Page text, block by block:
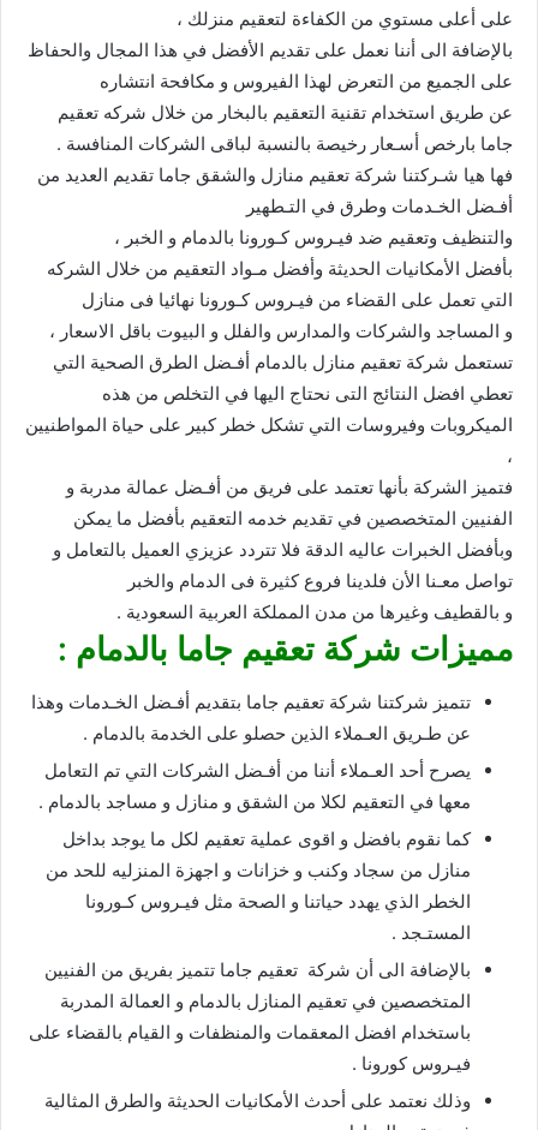
على أعلى مستوي من الكفاءة لتعقيم منزلك ،
بالإضافة الى أننا نعمل على تقديم الأفضل في هذا المجال والحفاظ
على الجميع من التعرض لهذا الفيروس و مكافحة انتشاره
عن طريق استخدام تقنية التعقيم بالبخار من خلال شركه تعقيم
جاما بارخص أسـعار رخيصة بالنسبة لباقى الشركات المنافسة .
فها هيا شـركتنا شركة تعقيم منازل والشقق جاما تقديم العديد من
أفـضل الخـدمات وطرق في التـطهير
والتنظيف وتعقيم ضد فيـروس كـورونا بالدمام و الخبر ،
بأفضل الأمكانيات الحديثة وأفضل مـواد التعقيم من خلال الشركه
التي تعمل على القضاء من فيـروس كـورونا نهائيا فى منازل
و المساجد والشركات والمدارس والفلل و البيوت باقل الاسعار ،
تستعمل شركة تعقيم منازل بالدمام أفـضل الطرق الصحية التي
تعطي افضل النتائج التى نحتاج اليها في التخلص من هذه
الميكروبات وفيروسات التي تشكل خطر كبير على حياة المواطنيين
،
فتميز الشركة بأنها تعتمد على فريق من أفـضل عمالة مدربة و
الفنيين المتخصصين في تقديم خدمه التعقيم بأفضل ما يمكن
وبأفضل الخبرات عاليه الدقة فلا تتردد عزيزي العميل بالتعامل و
تواصل معـنا الأن فلدينا فروع كثيرة فى الدمام والخبر
و بالقطيف وغيرها من مدن المملكة العربية السعودية .
مميزات شركة تعقيم جاما بالدمام :
تتميز شركتنا شركة تعقيم جاما بتقديم أفـضل الخـدمات وهذا
عن طـريق العـملاء الذين حصلو على الخدمة بالدمام .
يصرح أحد العـملاء أننا من أفـضل الشركات التي تم التعامل
معها في التعقيم لكلا من الشقق و منازل و مساجد بالدمام .
كما نقوم بافضل و اقوى عملية تعقيم لكل ما يوجد بداخل
منازل من سجاد وكنب و خزانات و اجهزة المنزليه للحد من
الخطر الذي يهدد حياتنا و الصحة مثل فيـروس كـورونا
المستـجد .
بالإضافة الى أن شركة تعقيم جاما تتميز بفريق من الفنيين
المتخصصين في تعقيم المنازل بالدمام و العمالة المدربة
باستخدام افضل المعقمات والمنظفات و القيام بالقضاء على
فيـروس كورونا .
وذلك نعتمد على أحدث الأمكانيات الحديثة والطرق المثالية